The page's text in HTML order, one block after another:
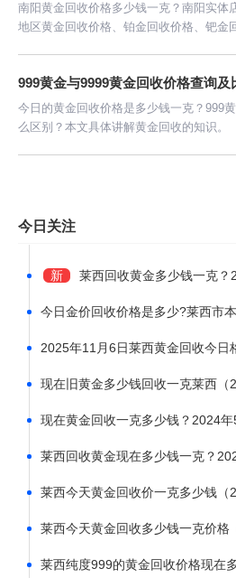
南阳黄金回收价格多少钱一克？南阳实体
地区黄金回收价格、铂金回收价格、钯金
999黄金与9999黄金回收价格查询及
今日的黄金回收价格是多少钱一克？999
么区别？本文具体讲解黄金回收的知识。
今日关注
新
莱西回收黄金多少钱一克
时行情895元/克
今日金价回收价格是多少?莱西市
日今日价格1086元
2025年11月6日莱西黄金回收今日
准称重+无损耗费+当场结算
现在旧黄金多少钱回收一克莱西（
现在黄金回收一克多少钱？2024
报价
莱西回收黄金现在多少钱一克？
莱西今天黄金回收价一克多少钱（
莱西今天黄金回收多少钱一克价格
莱西纯度999的黄金回收价格现在